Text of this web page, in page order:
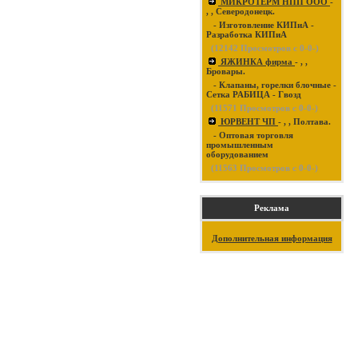
, , Северодонецк.
- Изготовление КИПиА -
Разработка КИПиА
(12142 Просмотров с 0-0-)
ЯЖИНКА фирма - , ,
Бровары.
- Клапаны, горелки блочные -
Сетка РАБИЦА - Гвозд
(11571 Просмотров с 0-0-)
ЮРВЕНТ ЧП - , , Полтава.
- Оптовая торговля
промышленным
оборудованием
(11563 Просмотров с 0-0-)
Реклама
Дополнительная информация